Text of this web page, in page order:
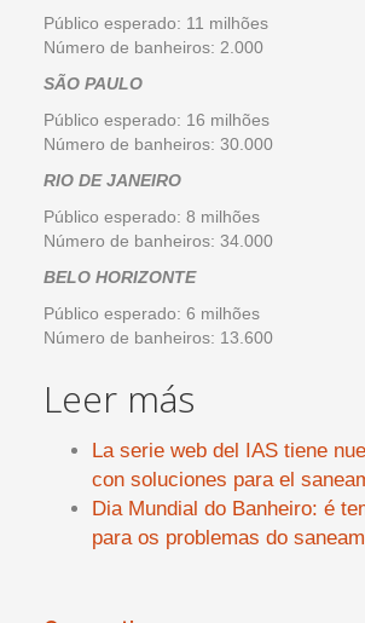
Público esperado: 11 milhões
Número de banheiros: 2.000
SÃO PAULO
Público esperado: 16 milhões
Número de banheiros: 30.000
RIO DE JANEIRO
Público esperado: 8 milhões
Número de banheiros: 34.000
BELO HORIZONTE
Público esperado: 6 milhões
Número de banheiros: 13.600
Leer más
La serie web del IAS tiene
con soluciones para el
Dia Mundial do Banheiro: é
para os problemas do